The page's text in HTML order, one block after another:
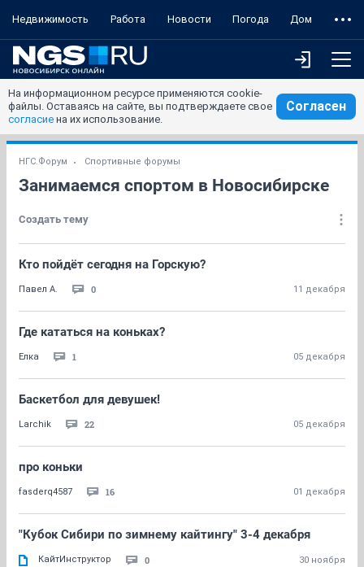
Недвижимость Работа Новости Погода Дом
На информационном ресурсе применяются cookie-
файлы. Оставаясь на сайте, вы подтверждаете свое
согласие на их использование.
Согласен
НГС.Форум Спортивные форумы
Занимаемся спортом в Новосибирске
Создать тему
Кто пойдёт сегодня на Горскую?
Павел А. 0 11 декабря
Где кататься на коньках?
Ёлка 1 05 декабря
Баскетбол для девушек!
Larchik 22 05 декабря
про коньки
fasderq4587 16 01 декабря
"Кубок Сибири по зимнему кайтингу" 3-4 декабря
КайтИнструктор 0 30 ноября